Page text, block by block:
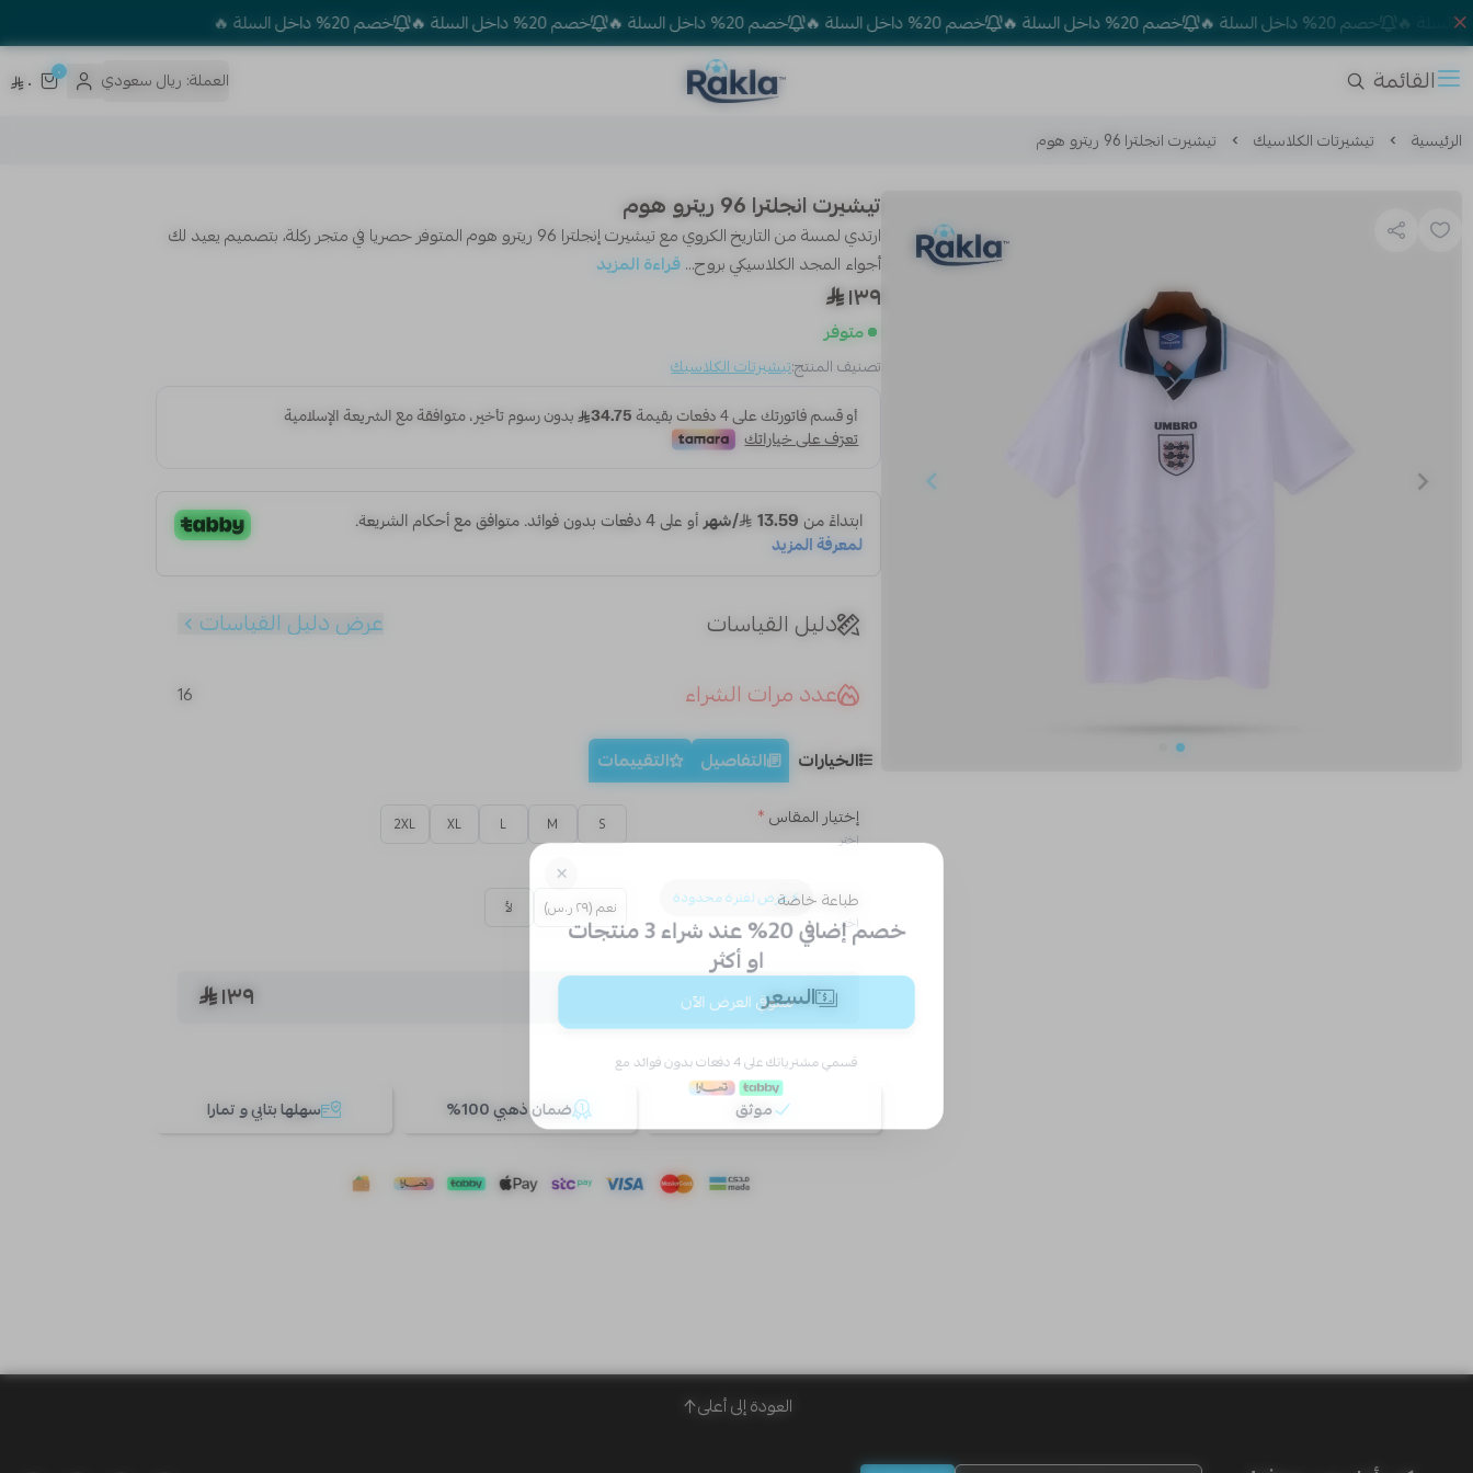
خصم 20% داخل السلة 🔥 خصم 20% داخل السلة 🔥 خصم 20% داخل السلة 🔥 خصم 20% داخل السلة 🔥 خصم 20% داخل السلة 🔥 خصم 20% داخل السلة 🔥
القائمة Rakla العملة: ريال سعودي ٠ ٠
الرئيسية تيشيرتات الكلاسيك تيشيرت انجلترا 96 ريترو هوم
تيشيرت انجلترا 96 ريترو هوم
ارتدي لمسة من التاريخ الكروي مع تيشيرت إنجلترا 96 ريترو هوم المتوفر حصريا في متجر ركلة، بتصميم يعيد لك
أجواء المجد الكلاسيكي بروح...قراءة المزيد
١٣٩
متوفر
تصنيف المنتج:تيشيرتات الكلاسيك
دليل القياسات
عرض دليل القياسات
عدد مرات الشراء
16
الخيارات التفاصيل التقييمات
إختيار المقاس*
اختر
S
M
L
XL
2XL
طباعة خاصة
اختر
نعم (٢٩ ر.س) لأ
السعر ١٣٩
موثق ضمان ذهبي 100% سهلها بتابي و تمارا
العودة إلى أعلى